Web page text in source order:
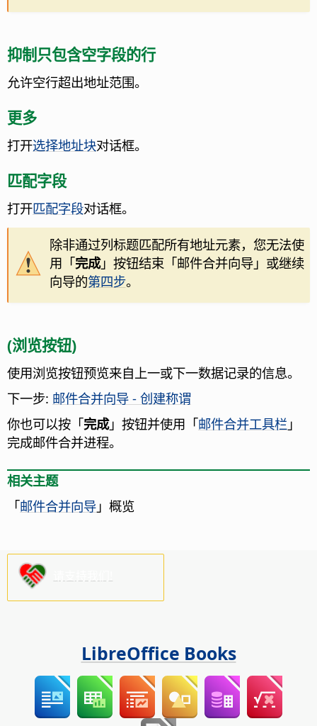
抑制只包含空字段的行
允许空行超出地址范围。
更多
打开选择地址块对话框。
匹配字段
打开匹配字段对话框。
除非通过列标题匹配所有地址元素，您无法使
用「完成」按钮结束「邮件合并向导」或继续
向导的第四步。
(浏览按钮)
使用浏览按钮预览来自上一或下一数据记录的信息。
下一步: 邮件合并向导 - 创建称谓
你也可以按「完成」按钮并使用「邮件合并工具栏 」
完成邮件合并进程。
相关主题
「邮件合并向导 」概览
LibreOffice Books